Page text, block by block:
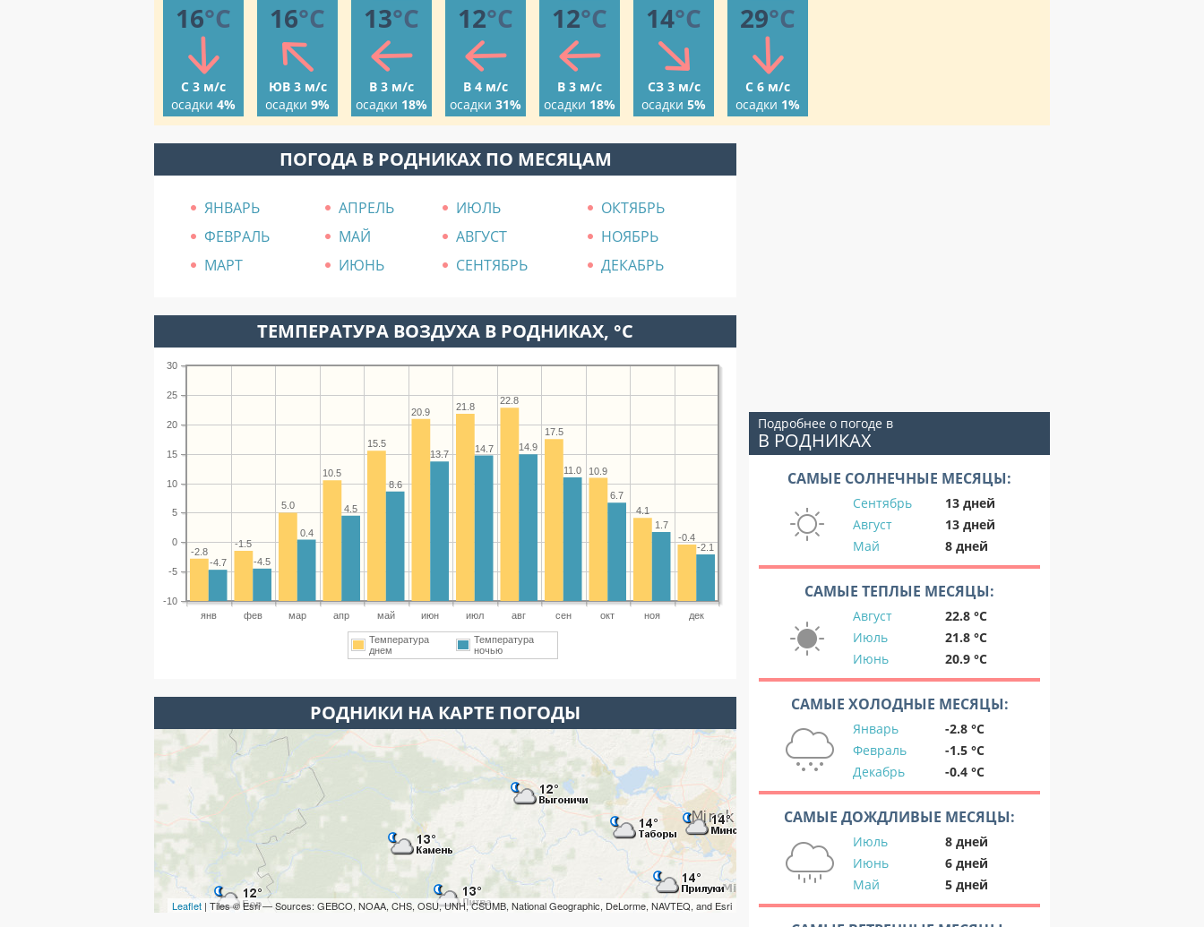
16°C
С 3 м/с
осадки 4%
16°C
ЮВ 3 м/с
осадки 9%
13°C
В 3 м/с
осадки 18%
12°C
В 4 м/с
осадки 31%
12°C
В 3 м/с
осадки 18%
14°C
СЗ 3 м/с
осадки 5%
29°C
С 6 м/с
осадки 1%
ПОГОДА В РОДНИКАХ ПО МЕСЯЦАМ
ЯНВАРЬ АПРЕЛЬ ИЮЛЬ
ОКТЯБРЬ
ФЕВРАЛЬ
МАЙ АВГУСТ
НОЯБРЬ
МАРТ
ИЮНЬ СЕНТЯБРЬ ДЕКАБРЬ
ТЕМПЕРАТУРА ВОЗДУХА В РОДНИКАХ, °C
янв фев мар апр май июн июл авг сен окт ноя дек
-10
-5
0
5
10
15
20
25
30
-0.4
4.1
10.9
17.5
22.8
21.8
20.9
15.5
10.5
5.0
-1.5
-2.8 -2.1
1.7
6.7
11.0
14.9
14.7
13.7
8.6
4.5
0.4
-4.5
-4.7
Температура
днем
Температура
ночью
РОДНИКИ НА КАРТЕ ПОГОДЫ
Leaflet | Tiles © Esri — Sources: GEBCO, NOAA, CHS, OSU, UNH, CSUMB, National Geographic, DeLorme, NAVTEQ, and Esri
Подробнее о погоде в
В РОДНИКАХ
САМЫЕ СОЛНЕЧНЫЕ МЕСЯЦЫ:
Сентябрь
13 дней
Август
13 дней
Май
8 дней
САМЫЕ ТЕПЛЫЕ МЕСЯЦЫ:
Август
22.8 °C
Июль
21.8 °C
Июнь
20.9 °C
САМЫЕ ХОЛОДНЫЕ МЕСЯЦЫ:
Январь
-2.8 °C
Февраль
-1.5 °C
Декабрь
-0.4 °C
САМЫЕ ДОЖДЛИВЫЕ МЕСЯЦЫ:
Июль
8 дней
Июнь
6 дней
Май
5 дней